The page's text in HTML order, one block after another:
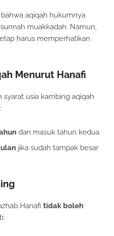
aqiqah hukumnya
muakkadah. Namun,
harus memperhatikan
Menurut Hanafi
syarat usia kambing aqiqah
dan masuk tahun kedua
jika sudah tampak besar
Hanafi tidak boleh